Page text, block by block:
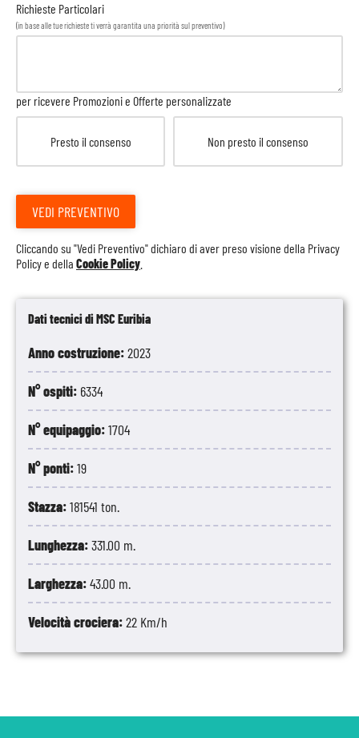
Dati tecnici di MSC Euribia
Anno costruzione:2023
N° ospiti: 6334
N° equipaggio:1704
N° ponti:19
Stazza:181541 ton.
Lunghezza:331.00 m.
Larghezza:43.00 m.
Velocità crociera:22 Km/h
Richieste Particolari
(in base alle tue richieste ti verrà garantita una priorità sul preventivo)
per ricevere Promozioni e Offerte personalizzate
Presto il consenso Non presto il consenso
VEDI PREVENTIVO
Cliccando su "Vedi Preventivo" dichiaro di aver preso visione della Privacy
Policye della Cookie Policy